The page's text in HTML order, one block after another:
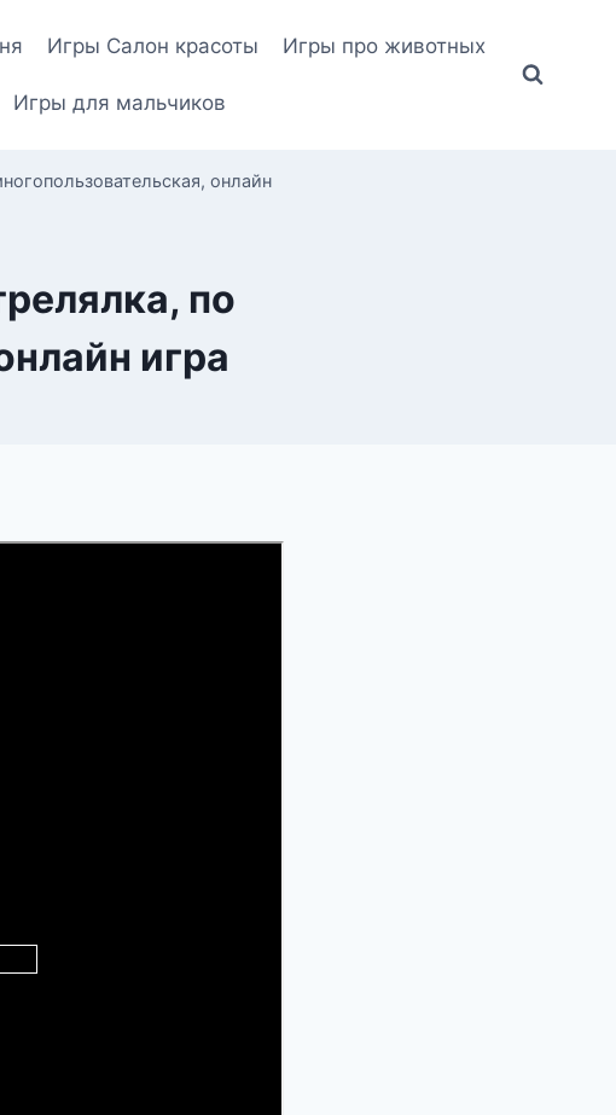
Игры Салон красоты Игры про животных
Игры для мальчиков
онлайн
по
игра